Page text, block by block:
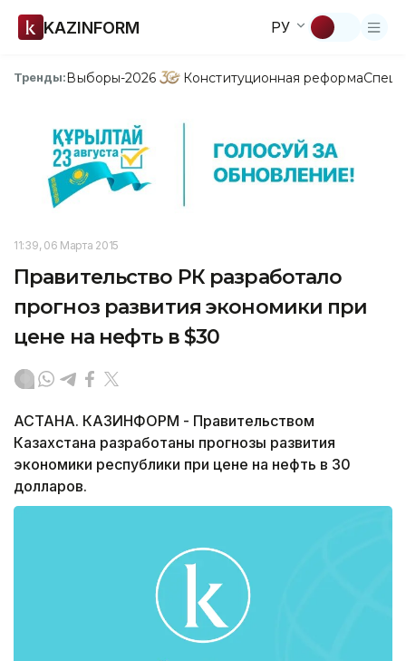
KAZINFORM РУ
Тренды:Выборы-2026 Конституционная реформа
11:39, 06 Марта 2015
Правительство РК разработало
прогноз развития экономики при
цене на нефть в $30
АСТАНА. КАЗИНФОРМ - Правительством
Казахстана разработаны прогнозы развития
экономики республики при цене на нефть в 30
долларов.